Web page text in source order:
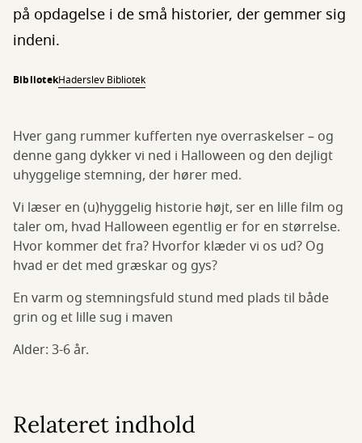
på opdagelse i de små historier, der gemmer sig
indeni.
BibliotekHaderslev Bibliotek
Hver gang rummer kufferten nye overraskelser – og
denne gang dykker vi ned i Halloween og den dejligt
uhyggelige stemning, der hører med.
Vi læser en (u)hyggelig historie højt, ser en lille film og
taler om, hvad Halloween egentlig er for en størrelse.
Hvor kommer det fra? Hvorfor klæder vi os ud? Og
hvad er det med græskar og gys?
En varm og stemningsfuld stund med plads til både
grin og et lille sug i maven
Alder: 3-6 år.
Relateret indhold